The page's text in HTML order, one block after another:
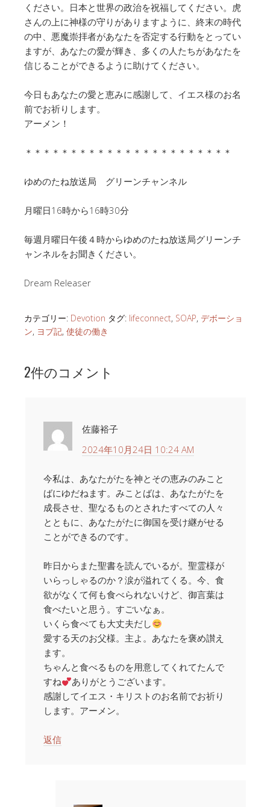
ください。日本と世界の政治を祝福してください。虎
さんの上に神様の守りがありますように、終末の時代
の中、悪魔崇拝者があなたを否定する行動をとってい
ますが、あなたの愛が輝き、多くの人たちがあなたを
信じることができるように助けてください。
今日もあなたの愛と恵みに感謝して、イエス様のお名
前でお祈りします。
アーメン！
＊＊＊＊＊＊＊＊＊＊＊＊＊＊＊＊＊＊＊＊＊＊＊
ゆめのたね放送局 グリーンチャンネル
月曜日16時から16時30分
毎週月曜日午後４時からゆめのたね放送局グリーンチ
ャンネルをお聞きください。
Dream Releaser
カテゴリー: Devotion タグ: lifeconnect, SOAP, デボーショ
ン, ヨブ記, 使徒の働き
2件のコメント
佐藤裕子
2024年10月24日 10:24 AM
今私は、あなたがたを神とその恵みのみこと
ばにゆだねます。みことばは、あなたがたを
成長させ、聖なるものとされたすべての人々
とともに、あなたがたに御国を受け継がせる
ことができるのです。
昨日からまた聖書を読んでいるが。聖霊様が
いらっしゃるのか？涙が溢れてくる。今、食
欲がなくて何も食べられないけど、御言葉は
食べたいと思う。すごいなぁ。
いくら食べても大丈夫だし
愛する天のお父様。主よ。あなたを褒め讃え
ます。
ちゃんと食べるものを用意してくれてたんで
すね
ありがとうございます。
感謝してイエス・キリストのお名前でお祈り
します。アーメン。
返信